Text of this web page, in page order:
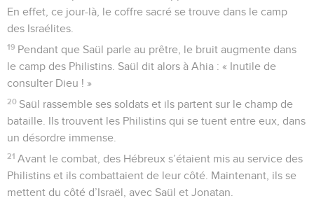
En effet, ce jour-là, le coffre sacré se trouve dans le camp
des Israélites.
19 Pendant que Saül parle au prêtre, le bruit augmente dans
le camp des Philistins. Saül dit alors à Ahia : « Inutile de
consulter Dieu ! »
20 Saül rassemble ses soldats et ils partent sur le champ de
bataille. Ils trouvent les Philistins qui se tuent entre eux, dans
un désordre immense.
21 Avant le combat, des Hébreux s’étaient mis au service des
Philistins et ils combattaient de leur côté. Maintenant, ils se
mettent du côté d’Israël, avec Saül et Jonatan.